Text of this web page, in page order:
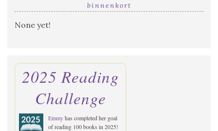
binnenkort
None yet!
2025 Reading
Challenge
Emmyhas completed her goal
of reading 100 books in 2025!